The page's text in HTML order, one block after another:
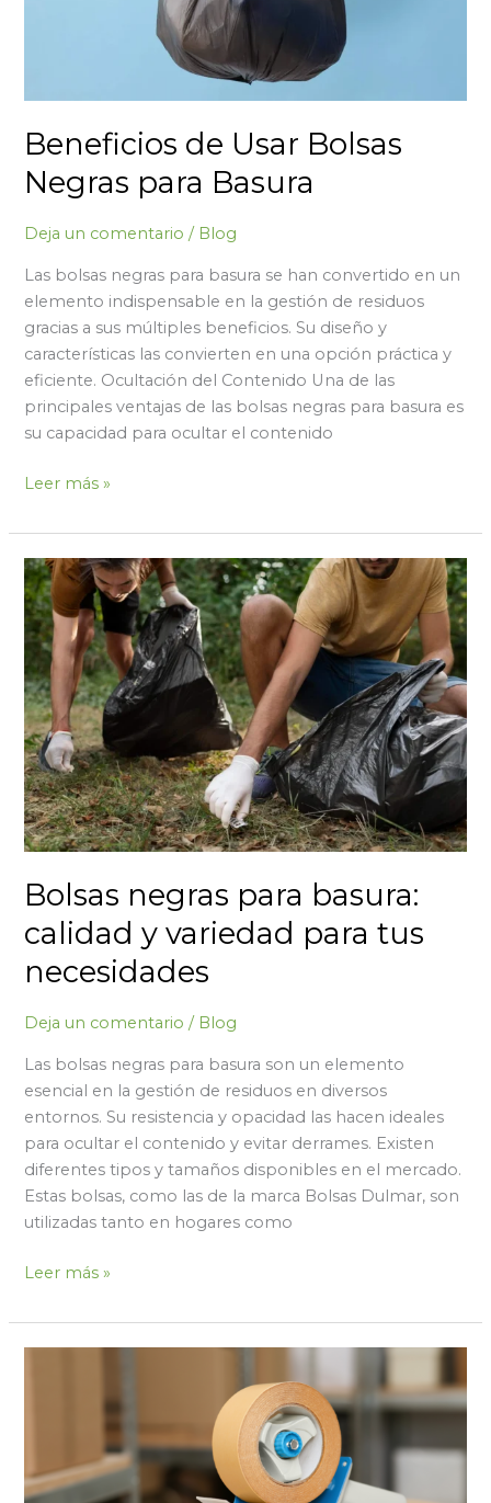
Beneficios de Usar Bolsas
Negras para Basura
Deja un comentario / Blog
Las bolsas negras para basura se han convertido en un
elemento indispensable en la gestión de residuos
gracias a sus múltiples beneficios. Su diseño y
características las convierten en una opción práctica y
eficiente. Ocultación del Contenido Una de las
principales ventajas de las bolsas negras para basura es
su capacidad para ocultar el contenido
Leer más »
Bolsas negras para basura:
calidad y variedad para tus
necesidades
Deja un comentario / Blog
Las bolsas negras para basura son un elemento
esencial en la gestión de residuos en diversos
entornos. Su resistencia y opacidad las hacen ideales
para ocultar el contenido y evitar derrames. Existen
diferentes tipos y tamaños disponibles en el mercado.
Estas bolsas, como las de la marca Bolsas Dulmar, son
utilizadas tanto en hogares como
Bolsas
negras
para
basura:
calidad
y
variedad
para
tus
necesidades
Leer más »
la